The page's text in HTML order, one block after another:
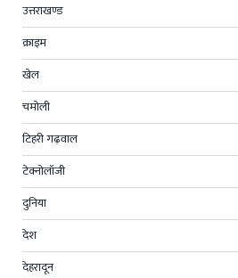
उत्तराखण्ड
क्राइम
खेल
चमोली
टिहरी गढ़वाल
टेक्नोलॉजी
दुनिया
देश
देहरादून